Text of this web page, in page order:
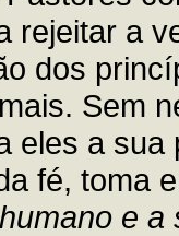
rejeitar a
dos
Sem
eles a
fé, toma
e